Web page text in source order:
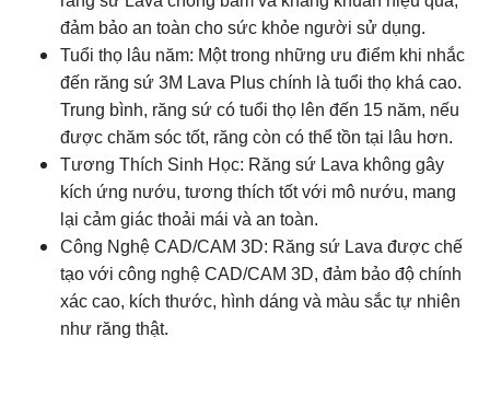
đảm bảo an toàn cho sức khỏe người sử dụng.
Tuổi thọ lâu năm: Một trong những ưu điểm khi nhắc
đến răng sứ 3M Lava Plus chính là tuổi thọ khá cao.
Trung bình, răng sứ có tuổi thọ lên đến 15 năm, nếu
được chăm sóc tốt, răng còn có thể tồn tại lâu hơn.
Tương Thích Sinh Học: Răng sứ Lava không gây
kích ứng nướu, tương thích tốt với mô nướu, mang
lại cảm giác thoải mái và an toàn.
Công Nghệ CAD/CAM 3D: Răng sứ Lava được chế
tạo với công nghệ CAD/CAM 3D, đảm bảo độ chính
xác cao, kích thước, hình dáng và màu sắc tự nhiên
như răng thật.